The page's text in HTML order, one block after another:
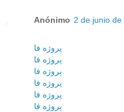
Anónimo 2 de junio de
پروژه فا
پروژه فا
پروژه فا
پروژه فا
پروژه فا
پروژه فا